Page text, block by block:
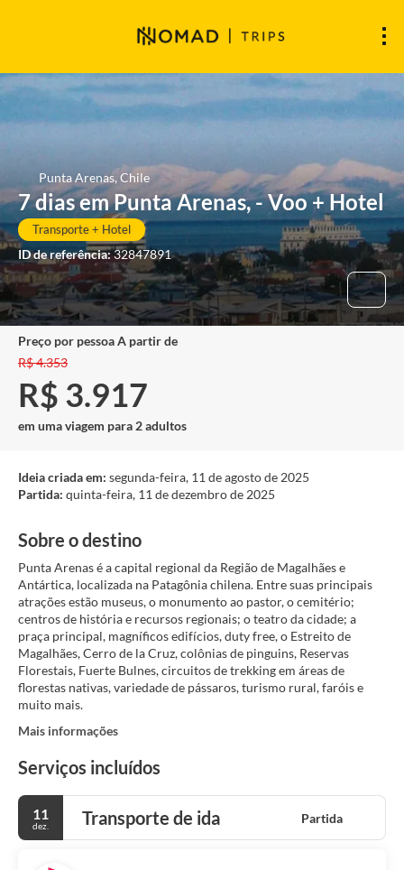
Punta Arenas, Chile
7 dias em Punta Arenas, - Voo + Hotel
Transporte + Hotel
ID de referência:32847891
preço por pessoa A partir de
R$ 4.353
R$ 3.917
em uma viagem para 2 adultos
Ideia criada em: segunda-feira, 11 de agosto de 2025
Partida: quinta-feira, 11 de dezembro de 2025
Sobre o destino
Punta Arenas é a capital regional da Região de Magalhães e
Antártica, localizada na Patagônia chilena. Entre suas principais
atrações estão museus, o monumento ao pastor, o cemitério;
centros de história e recursos regionais; o teatro da cidade; a
praça principal, magníficos edifícios, duty free, o Estreito de
Magalhães, Cerro de la Cruz, colônias de pinguins, Reservas
Florestais, Fuerte Bulnes, circuitos de trekking em áreas de
florestas nativas, variedade de pássaros, turismo rural, faróis e
muito mais.
Mais informações
Serviços incluídos
11
dez. Transporte de ida Partida